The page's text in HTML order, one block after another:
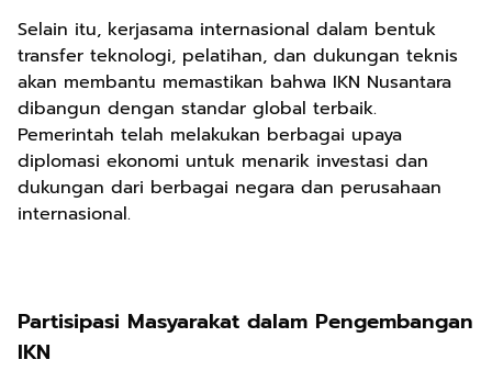
Selain itu, kerjasama internasional dalam bentuk
transfer teknologi, pelatihan, dan dukungan teknis
akan membantu memastikan bahwa IKN Nusantara
dibangun dengan standar global terbaik.
Pemerintah telah melakukan berbagai upaya
diplomasi ekonomi untuk menarik investasi dan
dukungan dari berbagai negara dan perusahaan
internasional.
Partisipasi Masyarakat dalam Pengembangan
IKN